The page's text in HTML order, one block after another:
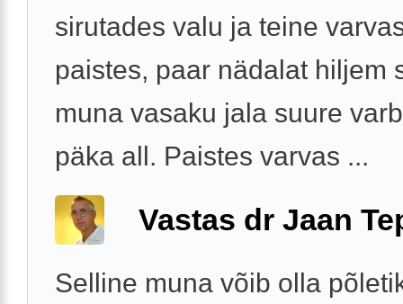
sirutades valu ja teine
paistes, paar nädalat hiljem
muna vasaku jala suure
päka all. Paistes varvas ...
Vastas dr Jaan
Selline muna võib olla